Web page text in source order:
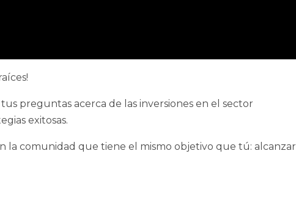
preguntas acerca de las inversiones en el sector
exitosas.
la comunidad que tiene el mismo objetivo que tú: alcanzar